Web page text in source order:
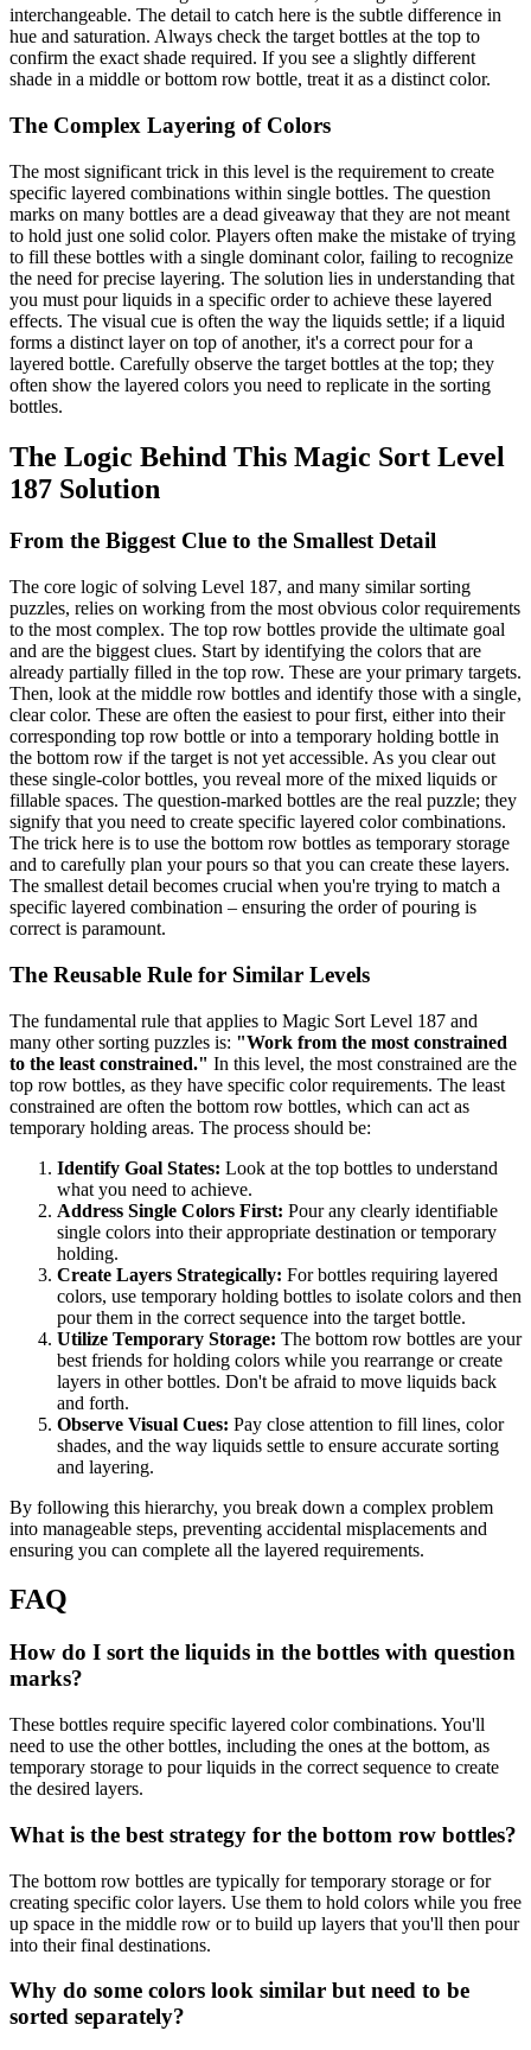
interchangeable. The detail to catch here is the subtle difference in
hue and saturation. Always check the target bottles at the top to
confirm the exact shade required. If you see a slightly different
shade in a middle or bottom row bottle, treat it as a distinct color.
The Complex Layering of Colors
The most significant trick in this level is the requirement to create
specific layered combinations within single bottles. The question
marks on many bottles are a dead giveaway that they are not meant
to hold just one solid color. Players often make the mistake of trying
to fill these bottles with a single dominant color, failing to recognize
the need for precise layering. The solution lies in understanding that
you must pour liquids in a specific order to achieve these layered
effects. The visual cue is often the way the liquids settle; if a liquid
forms a distinct layer on top of another, it's a correct pour for a
layered bottle. Carefully observe the target bottles at the top; they
often show the layered colors you need to replicate in the sorting
bottles.
The Logic Behind This Magic Sort Level
187 Solution
From the Biggest Clue to the Smallest Detail
The core logic of solving Level 187, and many similar sorting
puzzles, relies on working from the most obvious color requirements
to the most complex. The top row bottles provide the ultimate goal
and are the biggest clues. Start by identifying the colors that are
already partially filled in the top row. These are your primary targets.
Then, look at the middle row bottles and identify those with a single,
clear color. These are often the easiest to pour first, either into their
corresponding top row bottle or into a temporary holding bottle in
the bottom row if the target is not yet accessible. As you clear out
these single-color bottles, you reveal more of the mixed liquids or
fillable spaces. The question-marked bottles are the real puzzle; they
signify that you need to create specific layered color combinations.
The trick here is to use the bottom row bottles as temporary storage
and to carefully plan your pours so that you can create these layers.
The smallest detail becomes crucial when you're trying to match a
specific layered combination – ensuring the order of pouring is
correct is paramount.
The Reusable Rule for Similar Levels
The fundamental rule that applies to Magic Sort Level 187 and
many other sorting puzzles is: "Work from the most constrained
to the least constrained." In this level, the most constrained are the
top row bottles, as they have specific color requirements. The least
constrained are often the bottom row bottles, which can act as
temporary holding areas. The process should be:
Identify Goal States: Look at the top bottles to understand
what you need to achieve.
Address Single Colors First: Pour any clearly identifiable
single colors into their appropriate destination or temporary
holding.
Create Layers Strategically: For bottles requiring layered
colors, use temporary holding bottles to isolate colors and then
pour them in the correct sequence into the target bottle.
Utilize Temporary Storage: The bottom row bottles are your
best friends for holding colors while you rearrange or create
layers in other bottles. Don't be afraid to move liquids back
and forth.
Observe Visual Cues: Pay close attention to fill lines, color
shades, and the way liquids settle to ensure accurate sorting
and layering.
By following this hierarchy, you break down a complex problem
into manageable steps, preventing accidental misplacements and
ensuring you can complete all the layered requirements.
FAQ
How do I sort the liquids in the bottles with question
marks?
These bottles require specific layered color combinations. You'll
need to use the other bottles, including the ones at the bottom, as
temporary storage to pour liquids in the correct sequence to create
the desired layers.
What is the best strategy for the bottom row bottles?
The bottom row bottles are typically for temporary storage or for
creating specific color layers. Use them to hold colors while you free
up space in the middle row or to build up layers that you'll then pour
into their final destinations.
Why do some colors look similar but need to be
sorted separately?